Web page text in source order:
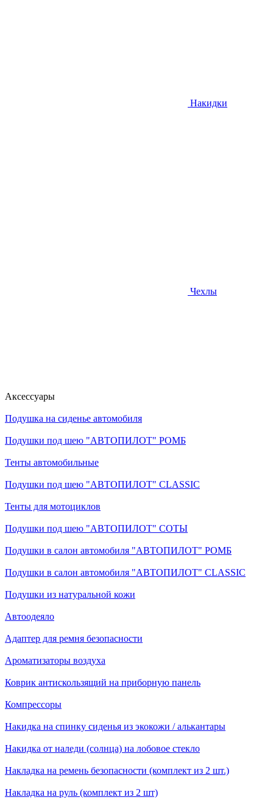
Накидки
Чехлы
Аксессуары
Подушка на сиденье автомобиля
Подушки под шею "АВТОПИЛОТ" РОМБ
Тенты автомобильные
Подушки под шею "АВТОПИЛОТ" CLASSIC
Тенты для мотоциклов
Подушки под шею "АВТОПИЛОТ" СОТЫ
Подушки в салон автомобиля "АВТОПИЛОТ" РОМБ
Подушки в салон автомобиля "АВТОПИЛОТ" CLASSIC
Подушки из натуральной кожи
Автоодеяло
Адаптер для ремня безопасности
Ароматизаторы воздуха
Коврик антискользящий на приборную панель
Компрессоры
Накидка на спинку сиденья из экокожи / алькантары
Накидка от наледи (солнца) на лобовое стекло
Накладка на ремень безопасности (комплект из 2 шт.)
Накладка на руль (комплект из 2 шт)